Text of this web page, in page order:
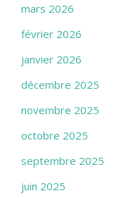
mars 2026
février 2026
janvier 2026
décembre 2025
novembre 2025
octobre 2025
septembre 2025
juin 2025